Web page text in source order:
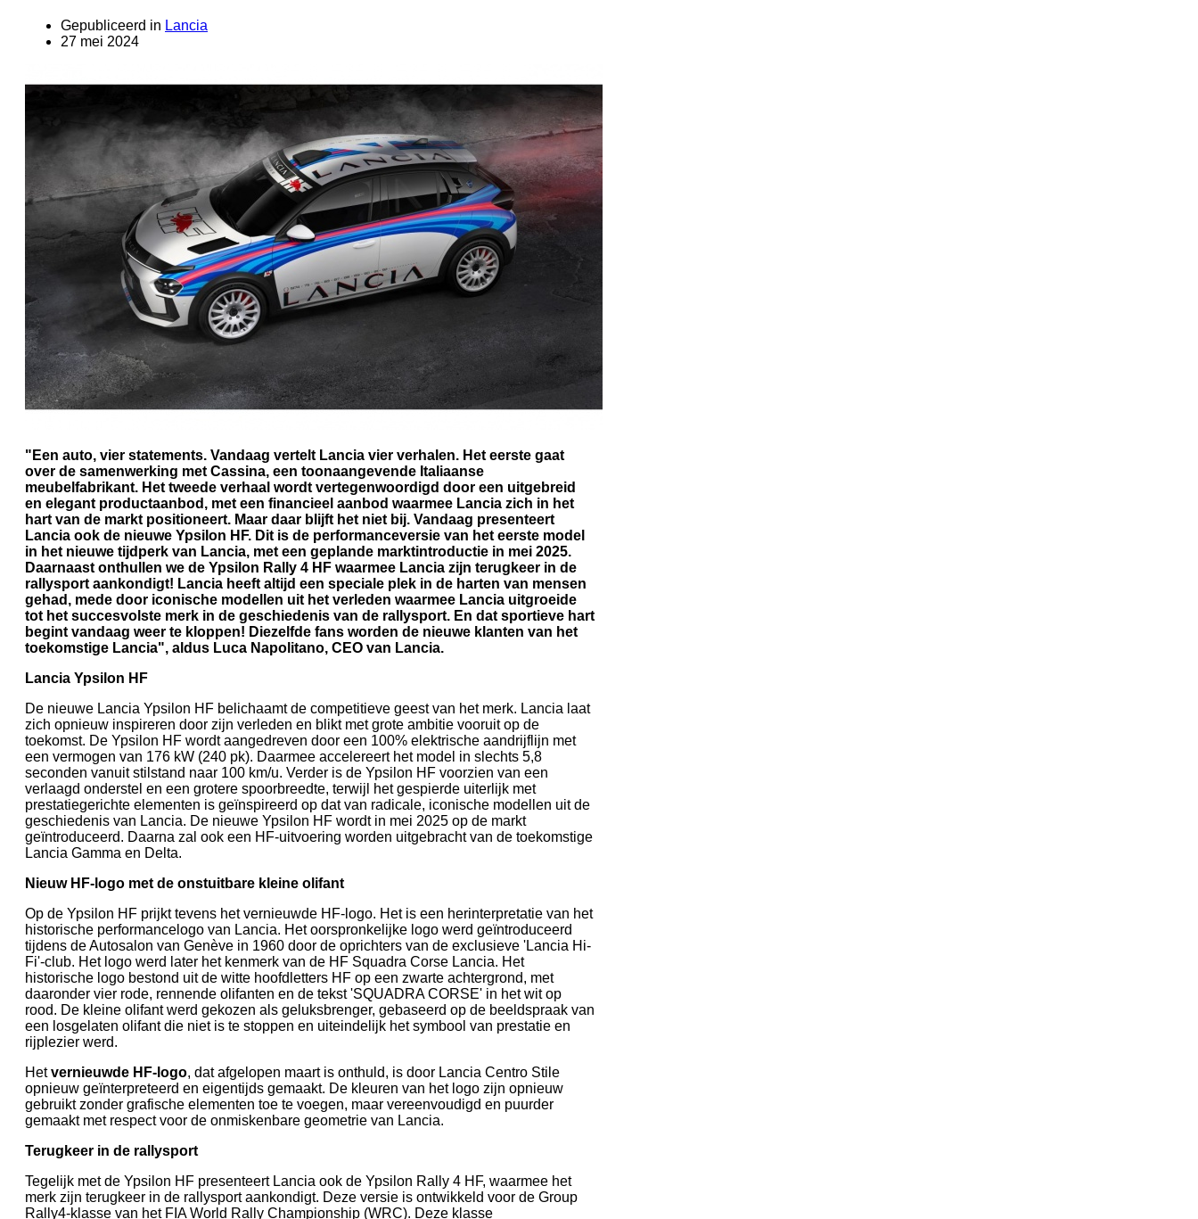
Gepubliceerd in Lancia
27 mei 2024
"Een auto, vier statements. Vandaag vertelt Lancia vier verhalen. Het eerste gaat
over de samenwerking met Cassina, een toonaangevende Italiaanse
meubelfabrikant. Het tweede verhaal wordt vertegenwoordigd door een uitgebreid
en elegant productaanbod, met een financieel aanbod waarmee Lancia zich in het
hart van de markt positioneert. Maar daar blijft het niet bij. Vandaag presenteert
Lancia ook de nieuwe Ypsilon HF. Dit is de performanceversie van het eerste model
in het nieuwe tijdperk van Lancia, met een geplande marktintroductie in mei 2025.
Daarnaast onthullen we de Ypsilon Rally 4 HF waarmee Lancia zijn terugkeer in de
rallysport aankondigt! Lancia heeft altijd een speciale plek in de harten van mensen
gehad, mede door iconische modellen uit het verleden waarmee Lancia uitgroeide
tot het succesvolste merk in de geschiedenis van de rallysport. En dat sportieve hart
begint vandaag weer te kloppen! Diezelfde fans worden de nieuwe klanten van het
toekomstige Lancia", aldus Luca Napolitano, CEO van Lancia.
Lancia Ypsilon HF
De nieuwe Lancia Ypsilon HF belichaamt de competitieve geest van het merk. Lancia laat
zich opnieuw inspireren door zijn verleden en blikt met grote ambitie vooruit op de
toekomst. De Ypsilon HF wordt aangedreven door een 100% elektrische aandrijflijn met
een vermogen van 176 kW (240 pk). Daarmee accelereert het model in slechts 5,8
seconden vanuit stilstand naar 100 km/u. Verder is de Ypsilon HF voorzien van een
verlaagd onderstel en een grotere spoorbreedte, terwijl het gespierde uiterlijk met
prestatiegerichte elementen is geïnspireerd op dat van radicale, iconische modellen uit de
geschiedenis van Lancia. De nieuwe Ypsilon HF wordt in mei 2025 op de markt
geïntroduceerd. Daarna zal ook een HF-uitvoering worden uitgebracht van de toekomstige
Lancia Gamma en Delta.
Nieuw HF-logo met de onstuitbare kleine olifant
Op de Ypsilon HF prijkt tevens het vernieuwde HF-logo. Het is een herinterpretatie van het
historische performancelogo van Lancia. Het oorspronkelijke logo werd geïntroduceerd
tijdens de Autosalon van Genève in 1960 door de oprichters van de exclusieve 'Lancia Hi-
Fi'-club. Het logo werd later het kenmerk van de HF Squadra Corse Lancia. Het
historische logo bestond uit de witte hoofdletters HF op een zwarte achtergrond, met
daaronder vier rode, rennende olifanten en de tekst 'SQUADRA CORSE' in het wit op
rood. De kleine olifant werd gekozen als geluksbrenger, gebaseerd op de beeldspraak van
een losgelaten olifant die niet is te stoppen en uiteindelijk het symbool van prestatie en
rijplezier werd.
Hetvernieuwde HF-logo, dat afgelopen maart is onthuld, is door Lancia Centro Stile
opnieuw geïnterpreteerd en eigentijds gemaakt. De kleuren van het logo zijn opnieuw
gebruikt zonder grafische elementen toe te voegen, maar vereenvoudigd en puurder
gemaakt met respect voor de onmiskenbare geometrie van Lancia.
Terugkeer in de rallysport
Tegelijk met de Ypsilon HF presenteert Lancia ook de Ypsilon Rally 4 HF, waarmee het
merk zijn terugkeer in de rallysport aankondigt. Deze versie is ontwikkeld voor de Group
Rally4-klasse van het FIA World Rally Championship (WRC). Deze klasse